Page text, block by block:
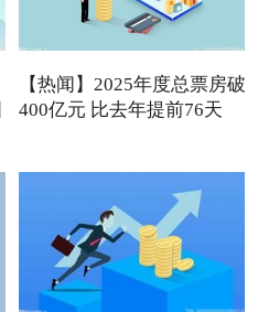
【热闻】2025年度总票房破
400亿元 比去年提前76天